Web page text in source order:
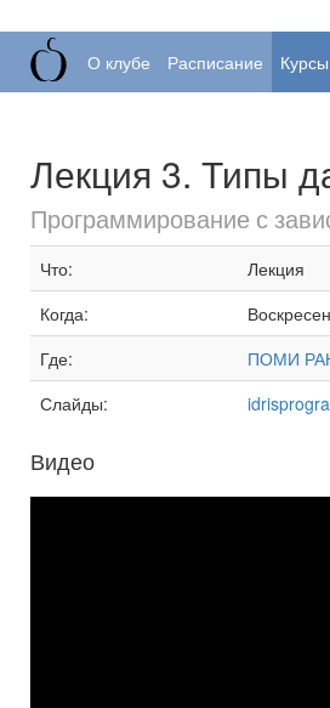
О клубе Расписание Курсы
Лекция 3. Типы
Программирование с
Что:
Лекция
Когда:
Где:
ПОМИ
Слайды:
Видео